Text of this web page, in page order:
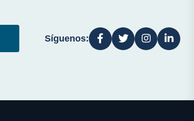
Síguenos: